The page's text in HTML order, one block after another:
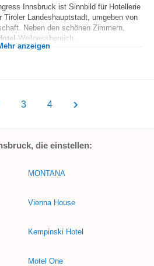
Innsbruck ist Sinnbild für Hotellerie
Landeshauptstadt, umgeben von
Neben den schönen Zimmern,
-Wellnessbereich...
anzeigen
3 4
die einstellen:
MONTANA
Vienna House
Kempinski Hotel
Motel One